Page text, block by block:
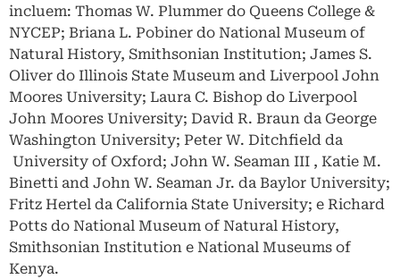
incluem: Thomas W. Plummer do Queens College &
NYCEP; Briana L. Pobiner do National Museum of
Natural History, Smithsonian Institution; James S.
Oliver do Illinois State Museum and Liverpool John
Moores University; Laura C. Bishop do Liverpool
John Moores University; David R. Braun da George
Washington University; Peter W. Ditchfield da
University of Oxford; John W. Seaman III , Katie M.
Binetti and John W. Seaman Jr. da Baylor University;
Fritz Hertel da California State University; e Richard
Potts do National Museum of Natural History,
Smithsonian Institution e National Museums of
Kenya.